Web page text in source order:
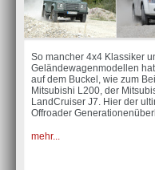
So mancher 4x4 Klassiker
Geländewagenmodellen
auf dem Buckel, wie zum
Mitsubishi L200, der
LandCruiser J7. Hier der
Offroader
mehr...